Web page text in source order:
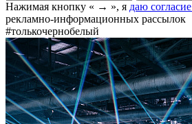
Нажимая кнопку « → », я даю согласие
рекламно-информационных рассылок
#толькочернобелый